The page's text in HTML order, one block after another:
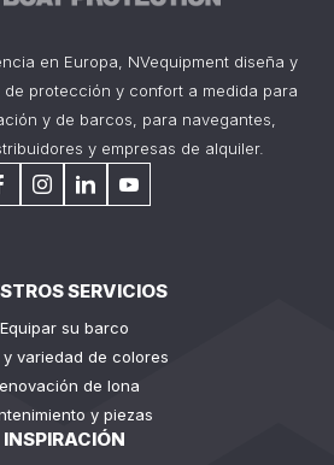
en Europa, NVequipment diseña y
protección y confort a medida para
y de barcos, para navegantes,
y empresas de alquiler.
SERVICIOS
Equipar su barco
y variedad de colores
de lona
y piezas
INSPIRACIÓN